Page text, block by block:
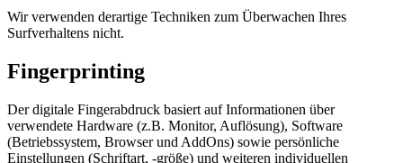
Wir verwenden derartige Techniken zum Überwachen Ihres
Surfverhaltens nicht.
Fingerprinting
Der digitale Fingerabdruck basiert auf Informationen über
verwendete Hardware (z.B. Monitor, Auflösung), Software
(Betriebssystem, Browser und AddOns) sowie persönliche
Einstellungen (Schriftart, -größe) und weiteren individuellen